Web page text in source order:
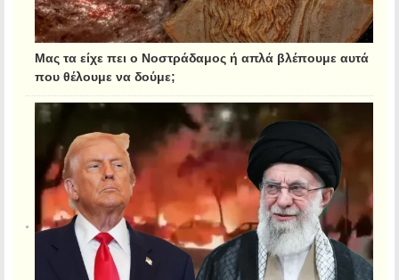
Μας τα είχε πει ο Νοστράδαμος ή απλά βλέπουμε αυτά
που θέλουμε να δούμε;